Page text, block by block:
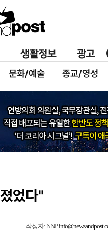
문화/예술 종교/영성
었다"
작성자: NNP